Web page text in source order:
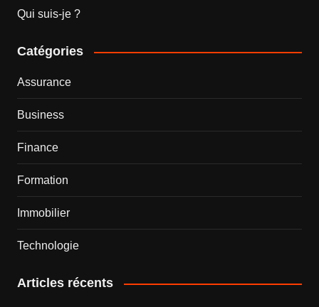
Qui suis-je ?
Catégories
Assurance
Business
Finance
Formation
Immobilier
Technologie
Articles récents